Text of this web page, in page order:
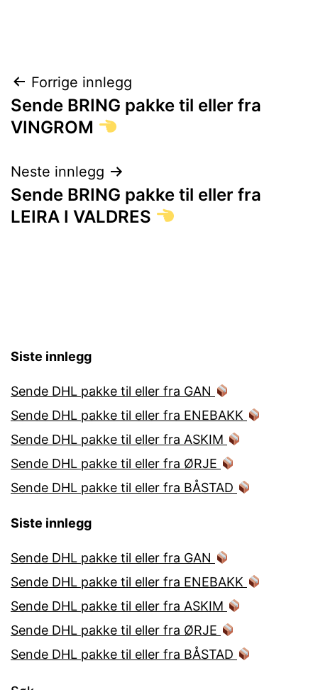
Innleggsnavigasjon
Forrige innlegg
Sende BRING pakke til eller fra
VINGROM
Neste innlegg
Sende BRING pakke til eller fra
LEIRA I VALDRES
Siste innlegg
Sende DHL pakke til eller fra GAN
Sende DHL pakke til eller fra ENEBAKK
Sende DHL pakke til eller fra ASKIM
Sende DHL pakke til eller fra ØRJE
Sende DHL pakke til eller fra BÅSTAD
Siste innlegg
Sende DHL pakke til eller fra GAN
Sende DHL pakke til eller fra ENEBAKK
Sende DHL pakke til eller fra ASKIM
Sende DHL pakke til eller fra ØRJE
Sende DHL pakke til eller fra BÅSTAD